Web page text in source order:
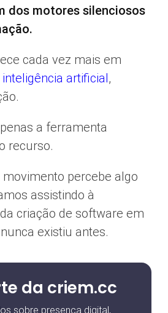
dos motores silenciosos
cada vez mais em
inteligência artificial,
a ferramenta
recurso.
percebe algo
assistindo à
criação de software em
existiu antes.
da criem.cc
sobre presença digital,